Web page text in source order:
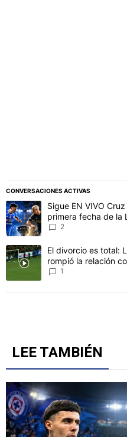
CONVERSACIONES ACTIVAS
Este listado muestra los
Un artículo de tendencia con
Sigue EN VIVO
primera fecha de la
2
Un artículo de tendencia con
El divorcio es total:
rompió la relación
1
LEE TAMBIÉN